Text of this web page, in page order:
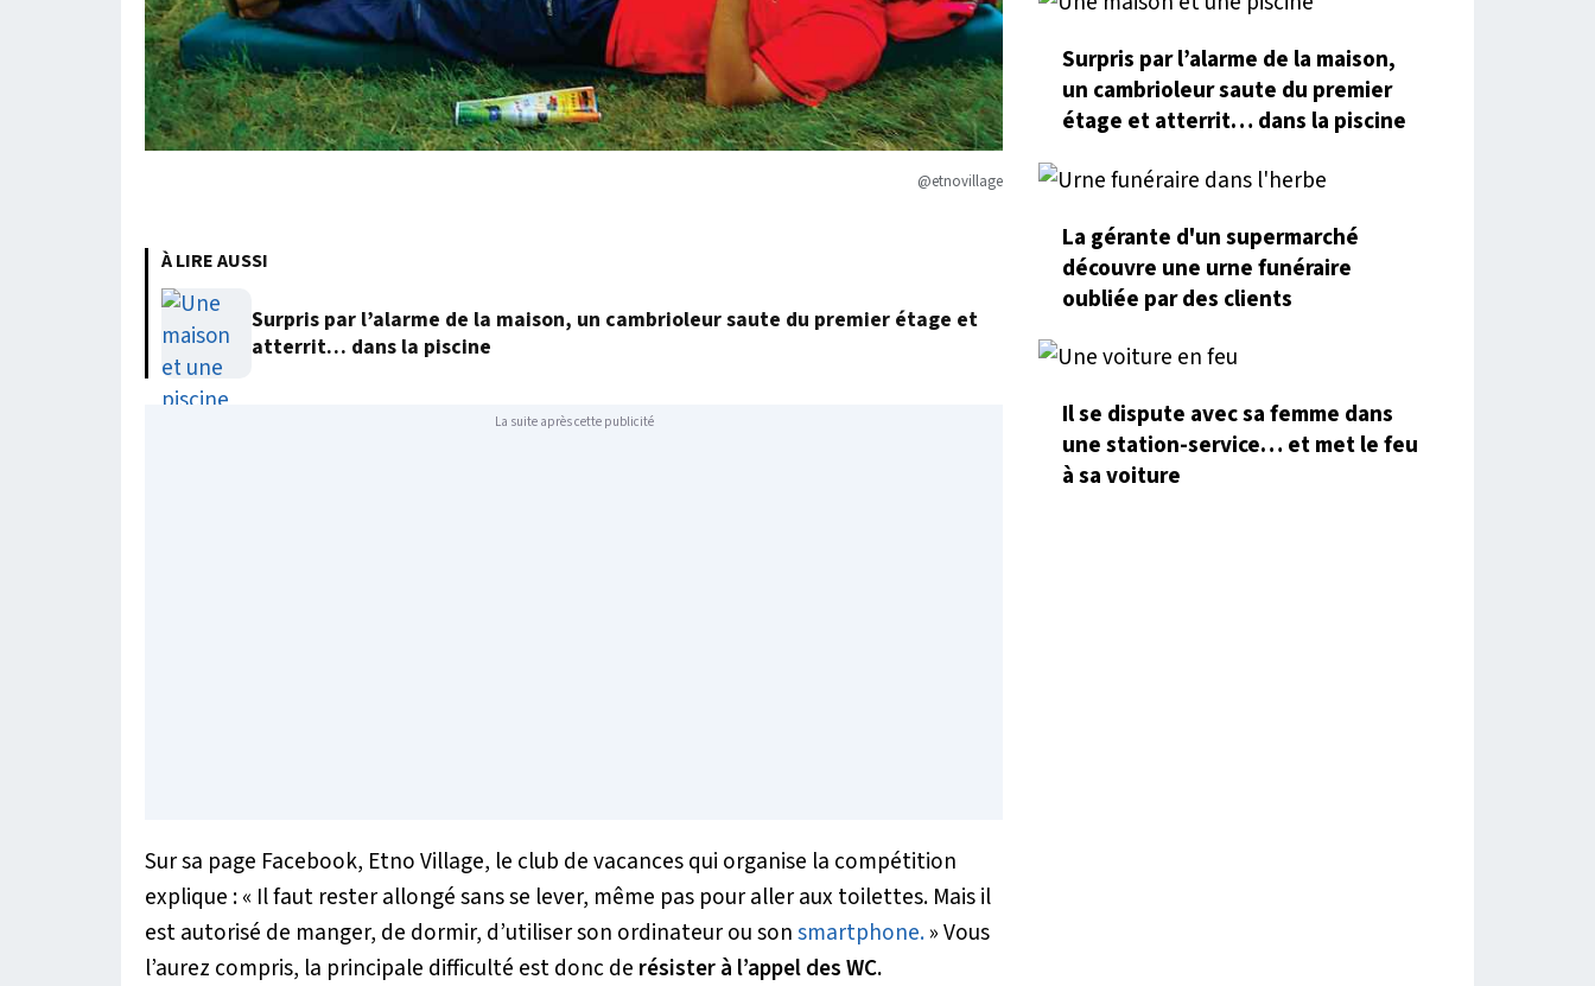
@etnovillage
À LIRE AUSSI
Surpris par l’alarme de la maison, un cambrioleur saute du premier étage et
atterrit… dans la piscine
La suite après cette publicité
Sur sa page Facebook, Etno Village, le club de vacances qui organise la compétition
explique :« Il faut rester allongé sans se lever, même pas pour aller aux toilettes. Mais il
est autorisé de manger, de dormir, d’utiliser son ordinateur ou sonsmartphone.»Vous
l’aurez compris, la principale difficulté est donc de résister à l’appel des WC.
Surpris par l’alarme de la maison,
un cambrioleur saute du premier
étage et atterrit… dans la piscine
La gérante d'un supermarché
découvre une urne funéraire
oubliée par des clients
Il se dispute avec sa femme dans
une station-service… et met le feu
à sa voiture